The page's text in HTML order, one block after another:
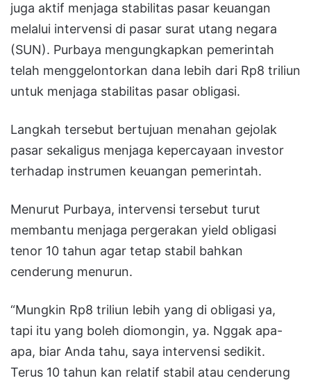
juga aktif menjaga stabilitas pasar keuangan
melalui intervensi di pasar surat utang negara
(SUN). Purbaya mengungkapkan pemerintah
telah menggelontorkan dana lebih dari Rp8 triliun
untuk menjaga stabilitas pasar obligasi.
Langkah tersebut bertujuan menahan gejolak
pasar sekaligus menjaga kepercayaan investor
terhadap instrumen keuangan pemerintah.
Menurut Purbaya, intervensi tersebut turut
membantu menjaga pergerakan yield obligasi
tenor 10 tahun agar tetap stabil bahkan
cenderung menurun.
“Mungkin Rp8 triliun lebih yang di obligasi ya,
tapi itu yang boleh diomongin, ya. Nggak apa-
apa, biar Anda tahu, saya intervensi sedikit.
Terus 10 tahun kan relatif stabil atau cenderung